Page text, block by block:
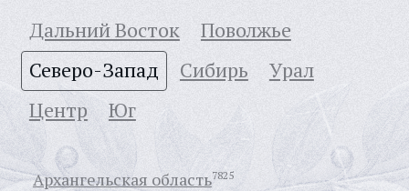
Дальний Восток
Поволжье
Северо-Запад
Сибирь
Урал
Центр
Юг
Архангельская область7825